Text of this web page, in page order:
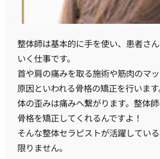
整体師は基本的に手を使い、患者さ
いく仕事です。
首や肩の痛みを取る施術や筋肉のマ
原因といわれる骨格の矯正を行います
体の歪みは痛みへ繋がります。整体
骨格を矯正してくれるんですよ！
そんな整体セラピストが活躍してい
限りません。